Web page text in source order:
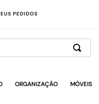
PEDIDOS
ORGANIZAÇÃO MÓVEIS